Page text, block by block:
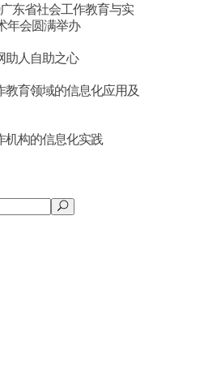
东省社会工作教育与实
年会圆满举办
助人自助之心
教育领域的信息化应用及
机构的信息化实践